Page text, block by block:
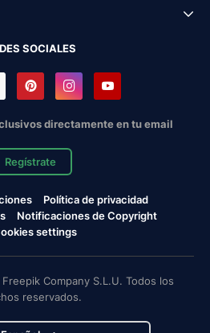
SOCIALES
directamente en tu email
Regístrate
Política de privacidad
Notificaciones de Copyright
settings
Company S.L.U. Todos los
reservados.